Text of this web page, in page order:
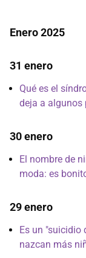
Enero 2025
31 enero
Qué es el
deja a algunos
30 enero
El nombre de
moda: es
29 enero
Es un "suicidio
nazcan más